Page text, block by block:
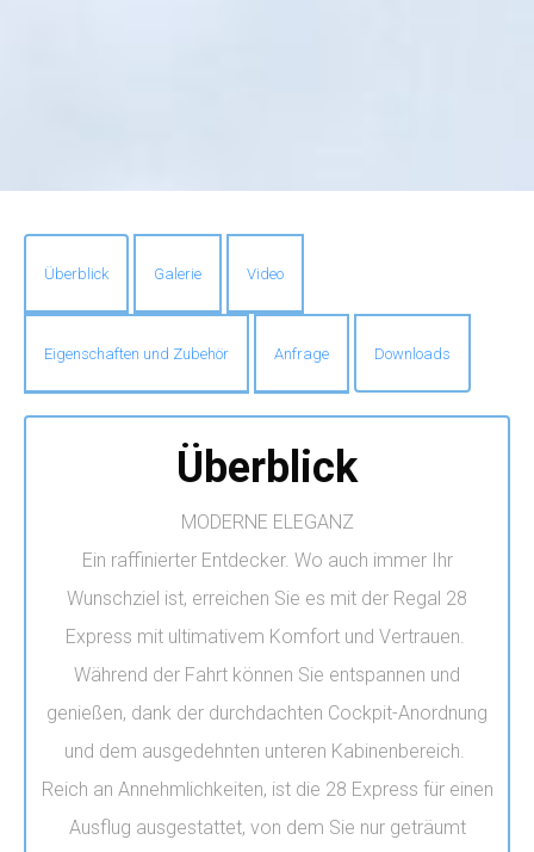
Überblick Galerie Video
Eigenschaften und Zubehör Anfrage Downloads
Überblick
MODERNE ELEGANZ
Ein raffinierter Entdecker. Wo auch immer Ihr
Wunschziel ist, erreichen Sie es mit der Regal 28
Express mit ultimativem Komfort und Vertrauen.
Während der Fahrt können Sie entspannen und
genießen, dank der durchdachten Cockpit-Anordnung
und dem ausgedehnten unteren Kabinenbereich.
Reich an Annehmlichkeiten, ist die 28 Express für einen
Ausflug ausgestattet, von dem Sie nur geträumt